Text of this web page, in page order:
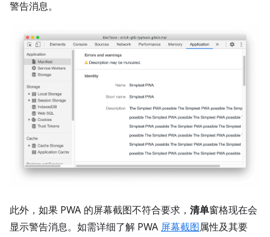
警告消息。
此外，如果 PWA 的屏幕截图不符合要求， 清单窗格现在会
显示警告消息。如需详细了解 PWA 屏幕截图属性及其要